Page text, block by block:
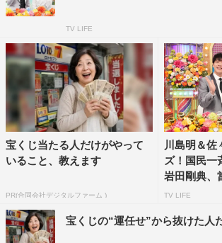
『クイズ！国民一斉調査』
日本テレビ系
2024年7月9日（火）午後8時～9時54分
MC：川島明（麒麟）、佐々木希
＜解答者チーム＞
『GO HOME～警視庁身元不明人相談室
風花、大島優子、阿部亮平（Snow Man
『マル秘の密子さん』チーム：福原遥、
良
『降り積もれ孤独な死よ』チーム：成田
TV LIFE
宝くじ当たる人だけがやって
いること、教えます
PR(合同会社デジタルファーム )
川島明＆佐
ズ！国民一
岩田剛典、
TV LIFE
宝くじの“運任せ”から抜けた人